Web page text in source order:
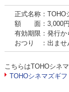
正式名称：TOHO
額 面：3,000円
有効期限：発行か
おつり ：出ませ
こちらはTOHOシネ
TOHOシネマズギフ